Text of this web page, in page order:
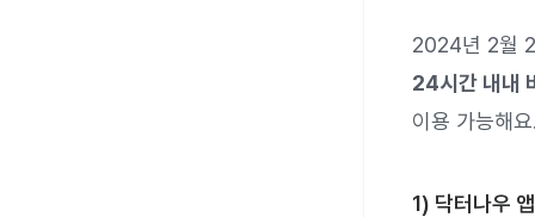
2024년 2월
24시간 내내
이용 가능해
1) 닥터나우